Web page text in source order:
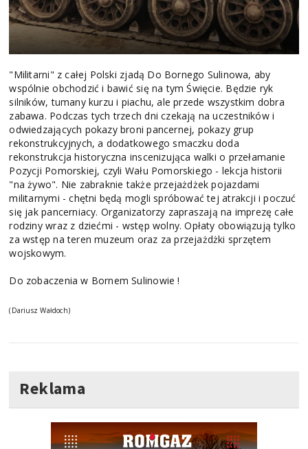
"Militarni" z całej Polski zjadą Do Bornego Sulinowa, aby
wspólnie obchodzić i bawić się na tym Święcie. Będzie ryk
silników, tumany kurzu i piachu, ale przede wszystkim dobra
zabawa. Podczas tych trzech dni czekają na uczestników i
odwiedzających pokazy broni pancernej, pokazy grup
rekonstrukcyjnych, a dodatkowego smaczku doda
rekonstrukcja historyczna inscenizująca walki o przełamanie
Pozycji Pomorskiej, czyli Wału Pomorskiego - lekcja historii
"na żywo". Nie zabraknie także przejażdżek pojazdami
militarnymi - chętni będą mogli spróbować tej atrakcji i poczuć
się jak pancerniacy. Organizatorzy zapraszają na imprezę całe
rodziny wraz z dziećmi - wstęp wolny. Opłaty obowiązują tylko
za wstęp na teren muzeum oraz za przejażdżki sprzętem
wojskowym.
Do zobaczenia w Bornem Sulinowie !
(Dariusz Wałdoch)
Reklama